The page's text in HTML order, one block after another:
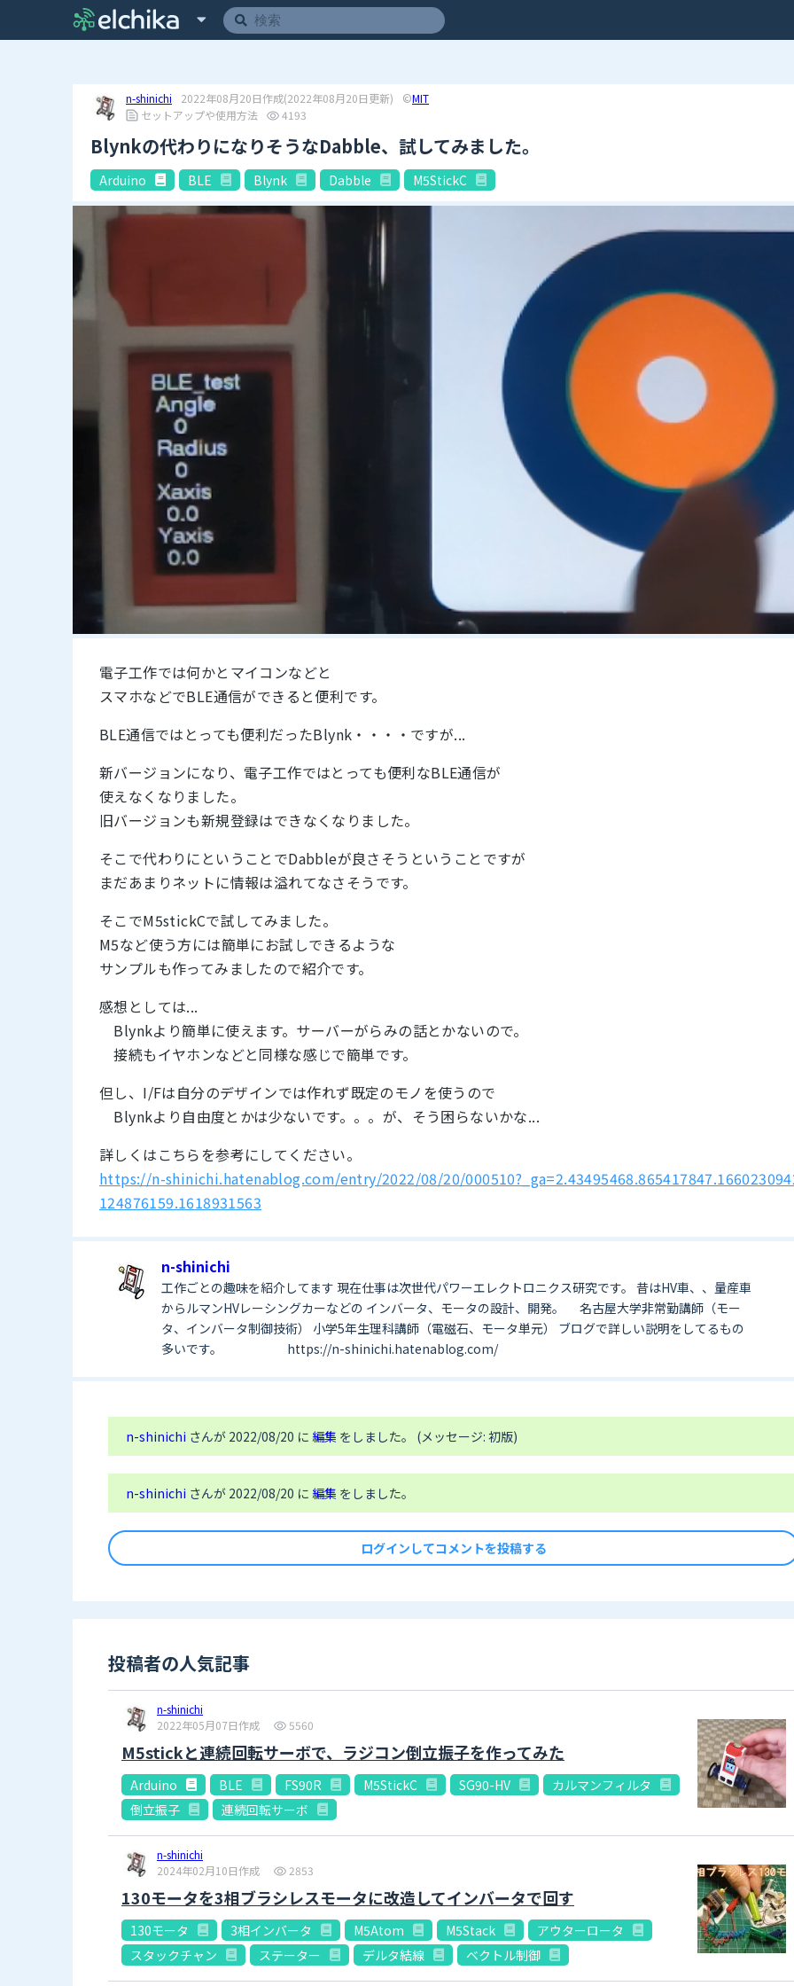
n-shinichi 2022年08月20日作成(2022年08月20日更新) ©MIT
セットアップや使用方法
4193
Blynkの代わりになりそうなDabble、試してみました。
Arduino BLE Blynk Dabble M5StickC
電子工作では何かとマイコンなどと
スマホなどでBLE通信ができると便利です。
BLE通信ではとっても便利だったBlynk・・・・ですが...
新バージョンになり、電子工作ではとっても便利なBLE通信が
使えなくなりました。
旧バージョンも新規登録はできなくなりました。
そこで代わりにということでDabbleが良さそうということですが
まだあまりネットに情報は溢れてなさそうです。
そこでM5stickCで試してみました。
M5など使う方には簡単にお試しできるような
サンプルも作ってみましたので紹介です。
感想としては...
Blynkより簡単に使えます。サーバーがらみの話とかないので。
接続もイヤホンなどと同様な感じで簡単です。
但し、I/Fは自分のデザインでは作れず既定のモノを使うので
Blynkより自由度とかは少ないです。。。が、そう困らないかな...
詳しくはこちらを参考にしてください。
https://n-shinichi.hatenablog.com/entry/2022/08/20/
124876159.1618931563
n-shinichi
工作ごとの趣味を紹介してます 現在仕事は次世代パワーエレクトロニクス研究です。 昔はHV車、、量産車
からルマンHVレーシングカーなどの インバータ、モータの設計、開発。 名古屋大学非常勤講師（モー
タ、インバータ制御技術） 小学5年生理科講師（電磁石、モータ単元） ブログで詳しい説明をしてるもの
多いです。 https://n-shinichi.hatenablog.com/
n-shinichi さんが 2022/08/20 に 編集 をしました。 (メッセージ: 初版)
n-shinichi さんが 2022/08/20 に 編集 をしました。
ログインしてコメントを投稿する
投稿者の人気記事
n-shinichi
2022年05月07日作成
5560
M5stickと連続回転サーボで、ラジコン倒立振子を作ってみた
Arduino BLE FS90R M5StickC SG90-HV
カルマンフィルタ
倒立振子
連続回転サーボ
n-shinichi
2024年02月10日作成
2853
130モータを3相ブラシレスモータに改造してインバータで回す
130モータ 3相インバータ M5Atom M5Stack
アウターロータ
スタックチャン
ステーター デルタ結線 ベクトル制御